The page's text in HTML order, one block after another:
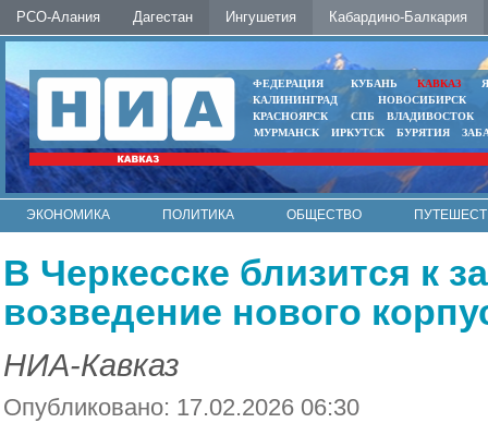
РСО-Алания Дагестан Ингушетия Кабардино-Балкария
ФЕДЕРАЦИЯ КУБАНЬ КАВКАЗ
КАЛИНИНГРАД
НОВОСИБИРСК
КРАСНОЯРСК
СПБ
ВЛАДИВОСТОК
МУРМАНСК
ИРКУТСК БУРЯТИЯ
ЭКОНОМИКА ПОЛИТИКА ОБЩЕСТВО
В Черкесске близится к
возведение нового
НИА-Кавказ
Опубликовано: 17.02.2026 06:30